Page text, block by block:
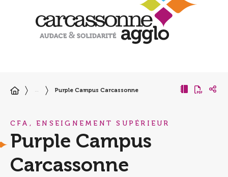
… Purple Campus Carcassonne
CFA, ENSEIGNEMENT SUPÉRIEUR
Purple Campus
Carcassonne